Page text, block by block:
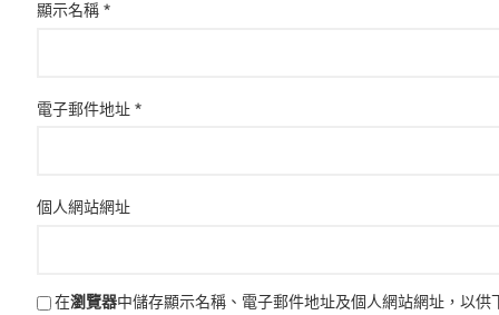
顯示名稱 *
電子郵件地址 *
個人網站網址
在瀏覽器中儲存顯示名稱、電子郵件地址及個人網站網址，以供